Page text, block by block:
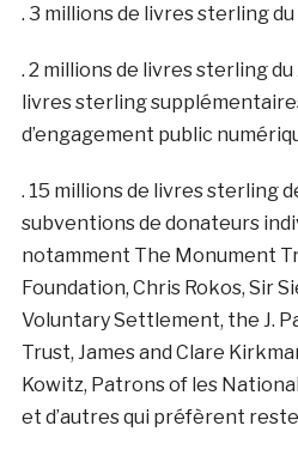
. 3 millions de livres sterling
. 2 millions de livres sterling
livres sterling
d’engagement public
. 15 millions de livres sterling
subventions de donateurs
notamment The Monument
Foundation, Chris Rokos, Sir
Voluntary Settlement, the J.
Trust, James and Clare
Kowitz, Patrons of les
et d’autres qui préfèrent